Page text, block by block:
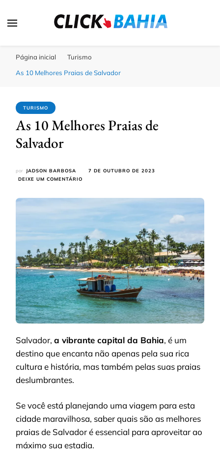
Página inicial
Turismo
As 10 Melhores Praias de Salvador
TURISMO
As 10 Melhores Praias de
Salvador
por JADSON BARBOSA
7 DE OUTUBRO DE 2023
DEIXE UM COMENTÁRIO
SALVADOR
Salvador, a vibrante capital da Bahia, é um
destino que encanta não apenas pela sua rica
cultura e história, mas também pelas suas praias
deslumbrantes.
Se você está planejando uma viagem para esta
cidade maravilhosa, saber quais são as melhores
praias de Salvador é essencial para aproveitar ao
máximo sua estadia.